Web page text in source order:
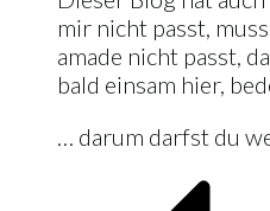
mir nicht passt,
amade nicht passt,
bald einsam hier,
… darum darfst du